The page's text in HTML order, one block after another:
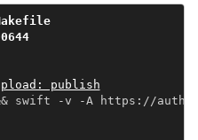
publish
swift -v -A https://